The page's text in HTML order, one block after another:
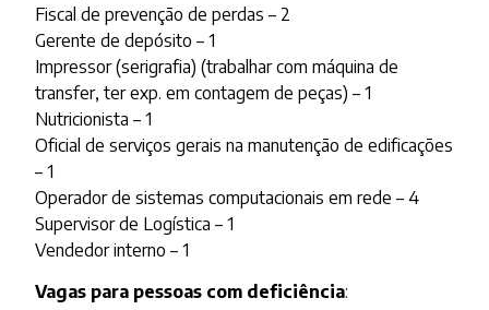
Fiscal de prevenção de perdas – 2
Gerente de depósito – 1
Impressor (serigrafia) (trabalhar com máquina de
transfer, ter exp. em contagem de peças) – 1
Nutricionista – 1
Oficial de serviços gerais na manutenção de edificações
– 1
Operador de sistemas computacionais em rede – 4
Supervisor de Logística – 1
Vendedor interno – 1
Vagas para pessoas com deficiência: